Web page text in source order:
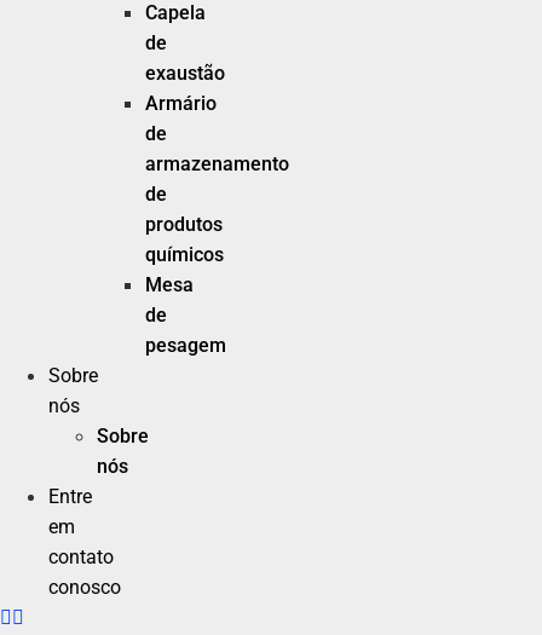
Capela
de
exaustão
Armário
de
armazenamento
de
produtos
químicos
Mesa
de
pesagem
Sobre
nós
Sobre
nós
Entre
em
contato
conosco